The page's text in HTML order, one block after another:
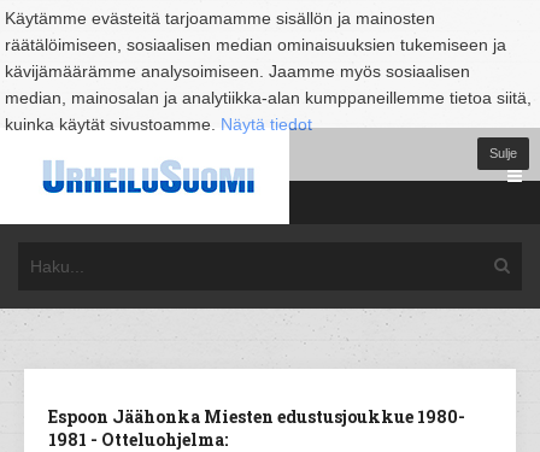
Käytämme evästeitä tarjoamamme sisällön ja mainosten
räätälöimiseen, sosiaalisen median ominaisuuksien tukemiseen ja
kävijämäärämme analysoimiseen. Jaamme myös sosiaalisen
median, mainosalan ja analytiikka-alan kumppaneillemme tietoa siitä,
kuinka käytät sivustoamme. Näytä tiedot
Sulje
Espoon Jäähonka Miesten edustusjoukkue 1980-
1981 - Otteluohjelma: